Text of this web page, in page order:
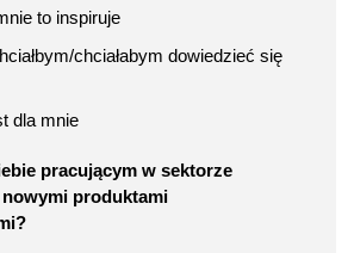
to inspiruje
chciałabym dowiedzieć się
dla mnie
pracującym w sektorze
produktami